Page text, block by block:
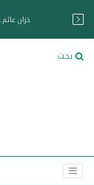
خزان
بحث